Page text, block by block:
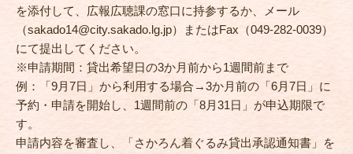
を添付して、広報広聴課の窓口に持参するか、メール
（sakado14@city.sakado.lg.jp）またはFax（049-282-0039）
にて提出してください。
※申請期間：貸出希望日の3か月前から1週間前まで
例：「9月7日」から利用する場合→3か月前の「6月7日」に
予約・申請を開始し、1週間前の「8月31日」が申込期限で
す。
申請内容を審査し、「さかろん着ぐるみ貸出承認通知書」を